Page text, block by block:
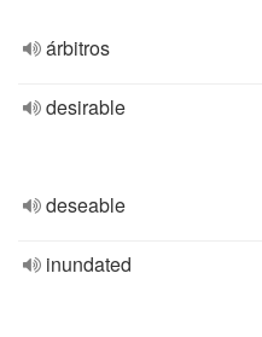
árbitros
desirable
deseable
inundated